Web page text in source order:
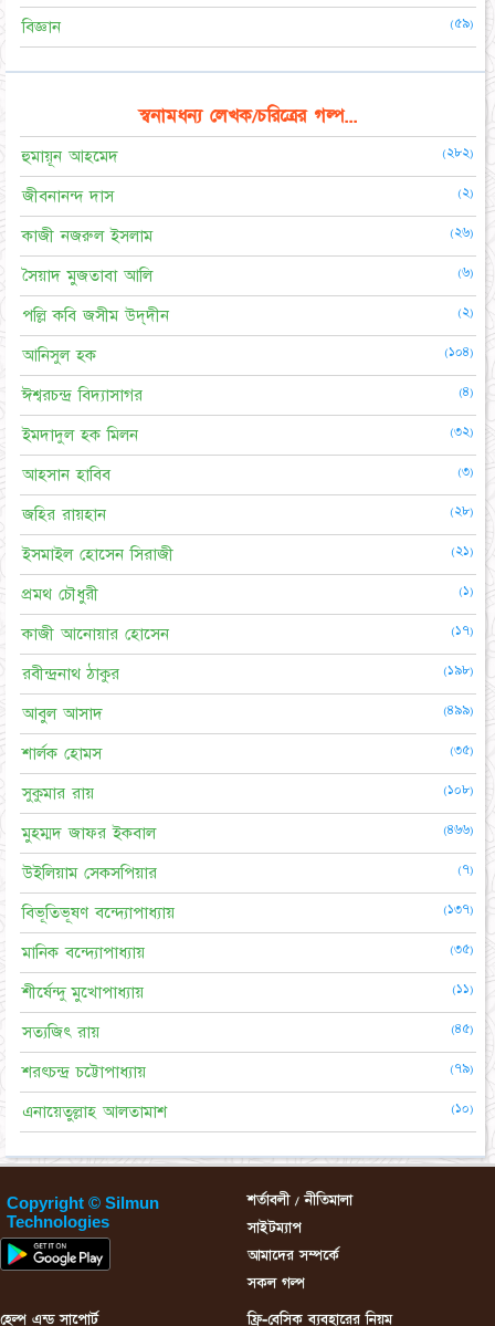
বিজ্ঞান (৫৯)
স্বনামধন্য লেখক/চরিত্রের গল্প...
হুমায়ূন আহমেদ (২৮২)
জীবনানন্দ দাস (২)
কাজী নজরুল ইসলাম (২৬)
সৈয়াদ মুজতাবা আলি (৬)
পল্লি কবি জসীম উদ্‌দীন (২)
আনিসুল হক (১০৪)
ঈশ্বরচন্দ্র বিদ্যাসাগর (৪)
ইমদাদুল হক মিলন (৩২)
আহসান হাবিব (৩)
জহির রায়হান (২৮)
ইসমাইল হোসেন সিরাজী (২১)
প্রমথ চৌধুরী (১)
কাজী আনোয়ার হোসেন (১৭)
রবীন্দ্রনাথ ঠাকুর (১৯৮)
আবুল আসাদ (৪৯৯)
শার্লক হোমস (৩৫)
সুকুমার রায় (১০৮)
মুহম্মদ জাফর ইকবাল (৪৬৬)
উইলিয়াম সেকসপিয়ার (৭)
বিভূতিভূষণ বন্দ্যোপাধ্যায় (১৩৭)
মানিক বন্দ্যোপাধ্যায় (৩৫)
শীর্ষেন্দু মুখোপাধ্যায় (১১)
সত্যজিৎ রায় (৪৫)
শরৎচন্দ্র চট্টোপাধ্যায় (৭৯)
এনায়েতুল্লাহ আলতামাশ (১০)
Copyright © Silmun
Technologies
শর্তাবলী / নীতিমালা
সাইটম্যাপ
আমাদের সম্পর্কে
সকল গল্প
হেল্প এন্ড সাপোর্ট
ফ্রি-বেসিক ব্যবহারের নিয়ম